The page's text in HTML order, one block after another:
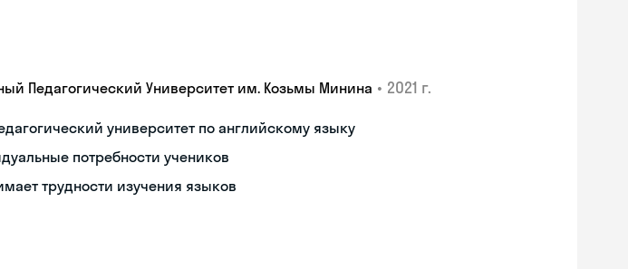
Педагогический Университет им. Козьмы Минина • 2021 г.
университет по английскому языку
потребности учеников
трудности изучения языков